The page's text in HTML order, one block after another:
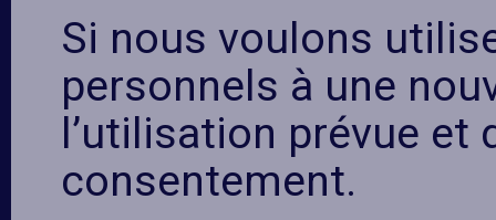
Si nous voulons
personnels à une
l’utilisation prévue et
consentement.